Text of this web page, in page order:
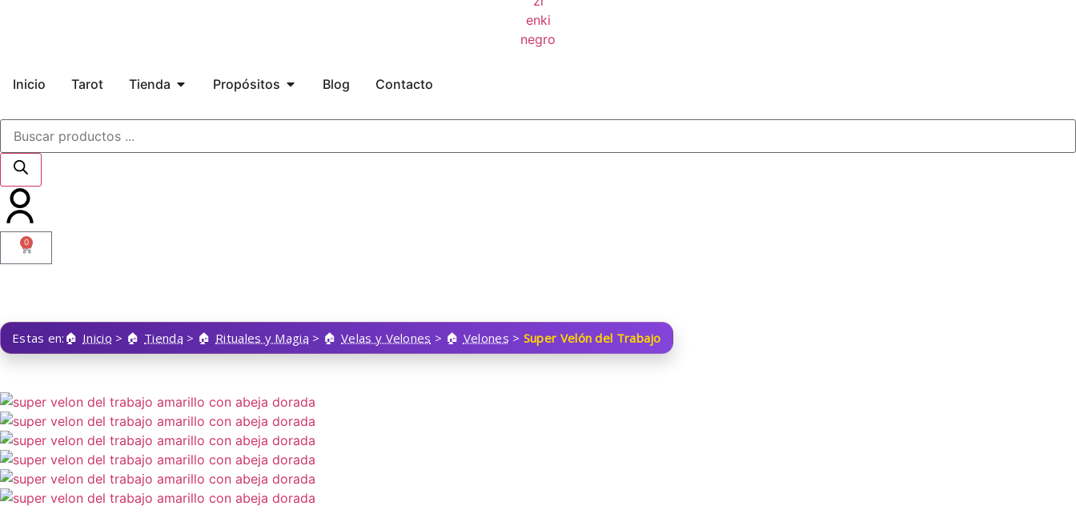
Inicio Tarot Tienda Propósitos Blog Contacto
0
Estas en: Inicio > Tienda > Rituales y Magia > Velas y Velones > Velones > Super Velón del Trabajo